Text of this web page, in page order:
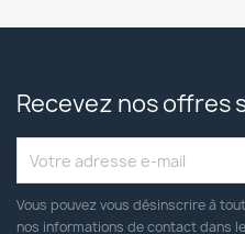
Recevez nos offres
Vous pouvez vous désinscrire à
nos informations de contact dans